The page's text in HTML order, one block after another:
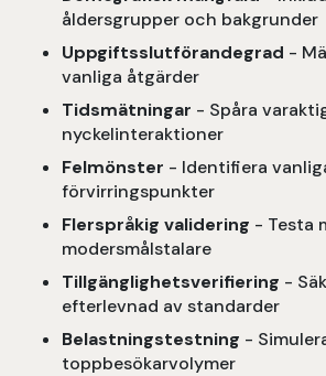
åldersgrupper och bakgrunder
Uppgiftsslutförandegrad -
vanliga åtgärder
Tidsmätningar - Spåra
nyckelinteraktioner
Felmönster - Identifiera
förvirringspunkter
Flerspråkig validering - Testa
modersmålstalare
Tillgänglighetsverifiering -
efterlevnad av standarder
Belastningstestning -
toppbesökarvolymer